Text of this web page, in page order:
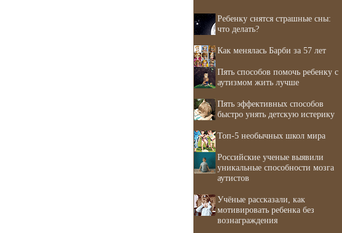
Ребенку снятся страшные сны:
что делать?
Как менялась Барби за 57 лет
Пять способов помочь ребенку с
аутизмом жить лучше
Пять эффективных способов
быстро унять детскую истерику
Топ-5 необычных школ мира
Российские ученые выявили
уникальные способности мозга
аутистов
Учёные рассказали, как
мотивировать ребенка без
вознаграждения